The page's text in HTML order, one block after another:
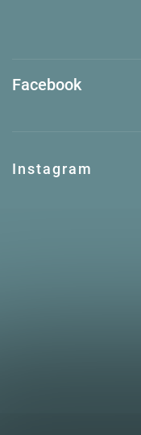
Facebook
Instagram